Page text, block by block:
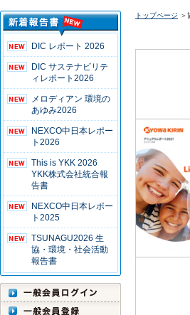
DIC レポート 2026
DIC サステナビリテ
ィレポート2026
メロディアン 環境の
あゆみ2026
NEXCO中日本レポー
ト2026
This is YKK 2026
YKK株式会社統合報
告書
NEXCO中日本レポー
ト2025
TSUNAGU2026 生
協・環境・社会活動
報告書
トップページ ＞